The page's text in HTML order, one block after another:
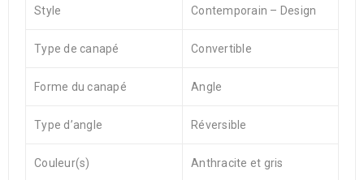
Style Contemporain – Design
Type de canapé Convertible
Forme du canapé Angle
Type d’angle Réversible
Couleur(s) Anthracite et gris